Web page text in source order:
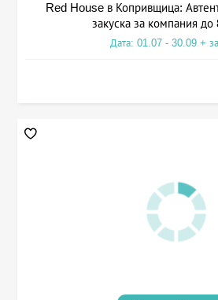
Red House в Копривщица:
закуска за компания до
Дата: 01.07 - 30.09 +